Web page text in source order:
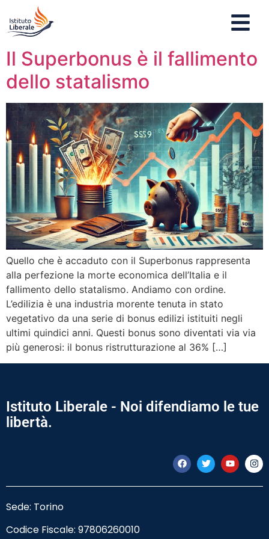
Il Superbonus è il fallimento
dello statalismo
Quello che è accaduto con il Superbonus rappresenta
alla perfezione la morte economica dell’Italia e il
fallimento dello statalismo. Andiamo con ordine.
L’edilizia è una industria morente tenuta in stato
vegetativo da una serie di bonus edilizi istituiti negli
ultimi quindici anni. Questi bonus sono diventati via via
più generosi: il bonus ristrutturazione al 36% […]
Istituto Liberale - Noi difendiamo le tue
libertà.
Sede: Torino
Codice Fiscale: 97806260010